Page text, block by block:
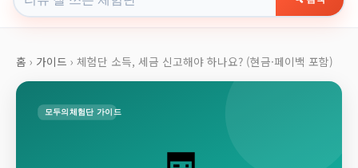
홈 › 가이드 › 체험단 소득, 세금 신고해야 하나요? (현금·페이백 포함)